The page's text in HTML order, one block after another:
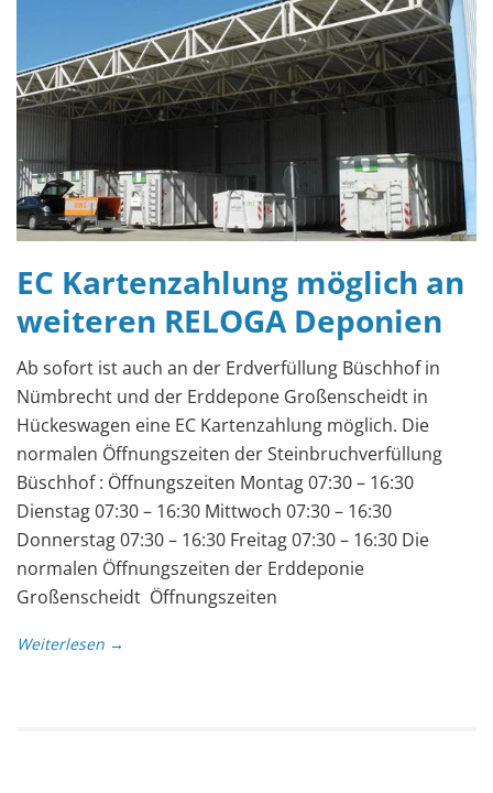
EC Kartenzahlung möglich an
weiteren RELOGA Deponien
Ab sofort ist auch an der Erdverfüllung Büschhof in
Nümbrecht und der Erddepone Großenscheidt in
Hückeswagen eine EC Kartenzahlung möglich. Die
normalen Öffnungszeiten der Steinbruchverfüllung
Büschhof : Öffnungszeiten Montag 07:30 – 16:30
Dienstag 07:30 – 16:30 Mittwoch 07:30 – 16:30
Donnerstag 07:30 – 16:30 Freitag 07:30 – 16:30 Die
normalen Öffnungszeiten der Erddeponie
Großenscheidt Öffnungszeiten
Weiterlesen →